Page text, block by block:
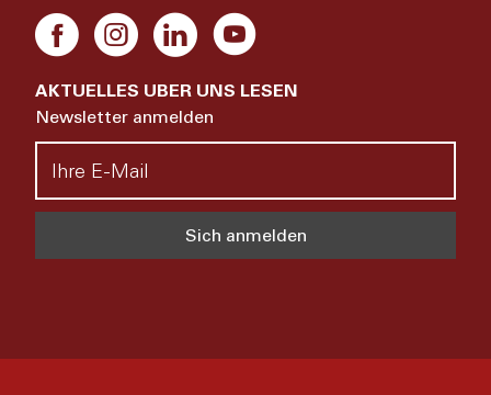
AKTUELLES UBER UNS LESEN
Newsletter anmelden